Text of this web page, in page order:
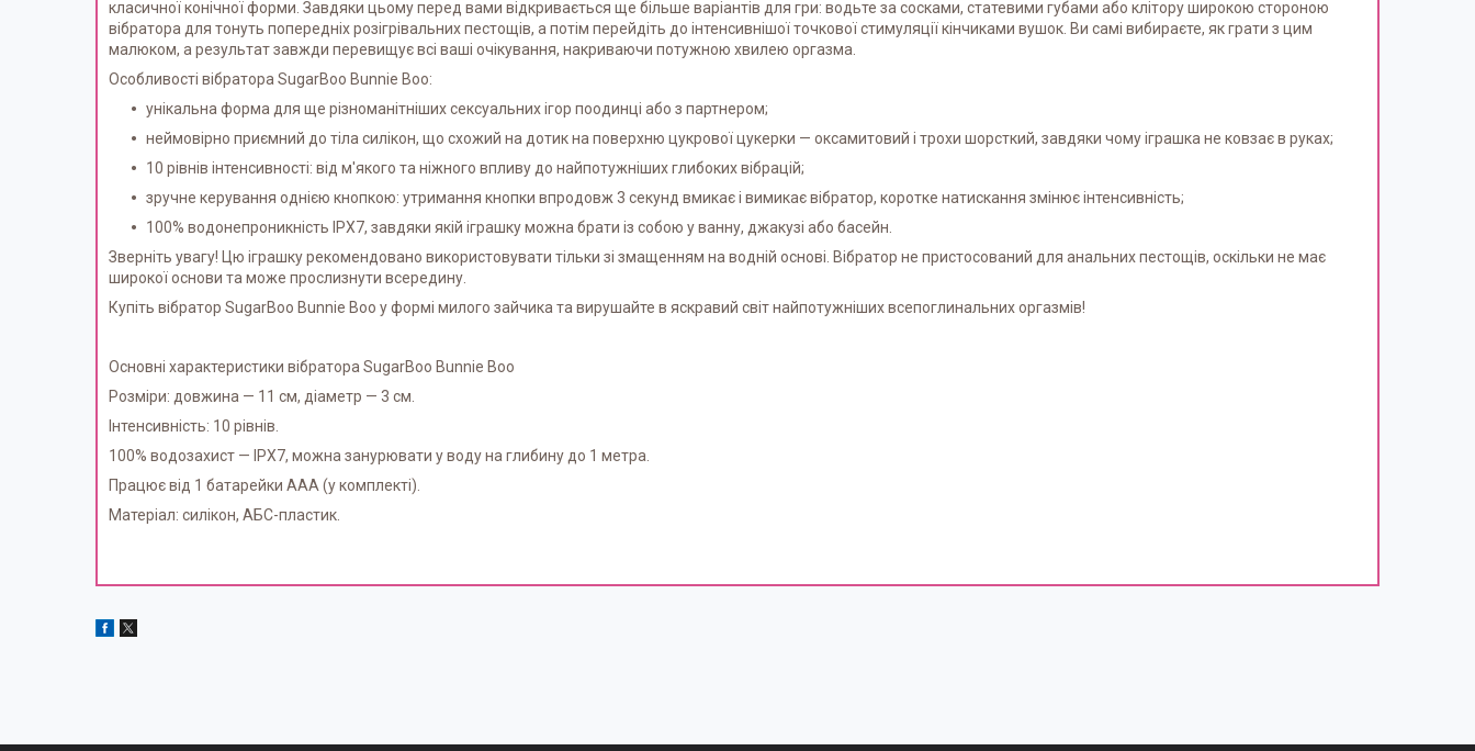
класичної конічної форми. Завдяки цьому перед вами відкривається ще більше варіантів для гри: водьте за сосками, статевими губами або клітору широкою стороною
вібратора для тонуть попередніх розігрівальних пестощів, а потім перейдіть до інтенсивнішої точкової стимуляції кінчиками вушок. Ви самі вибираєте, як грати з цим
малюком, а результат завжди перевищує всі ваші очікування, накриваючи потужною хвилею оргазма.
Особливості вібратора SugarBoo Bunnie Boo:
унікальна форма для ще різноманітніших сексуальних ігор поодинці або з партнером;
неймовірно приємний до тіла силікон, що схожий на дотик на поверхню цукрової цукерки — оксамитовий і трохи шорсткий, завдяки чому іграшка не ковзає в руках;
10 рівнів інтенсивності: від м'якого та ніжного впливу до найпотужніших глибоких вібрацій;
зручне керування однією кнопкою: утримання кнопки впродовж 3 секунд вмикає і вимикає вібратор, коротке натискання змінює інтенсивність;
100% водонепроникність IPX7, завдяки якій іграшку можна брати із собою у ванну, джакузі або басейн.
Зверніть увагу! Цю іграшку рекомендовано використовувати тільки зі змащенням на водній основі. Вібратор не пристосований для анальних пестощів, оскільки не має
широкої основи та може прослизнути всередину.
Купіть вібратор SugarBoo Bunnie Boo у формі милого зайчика та вирушайте в яскравий світ найпотужніших всепоглинальних оргазмів!
Основні характеристики вібратора SugarBoo Bunnie Boo
Розміри: довжина — 11 см, діаметр — 3 см.
Інтенсивність: 10 рівнів.
100% водозахист — IPX7, можна занурювати у воду на глибину до 1 метра.
Працює від 1 батарейки ААА (у комплекті).
Матеріал: силікон, АБС-пластик.